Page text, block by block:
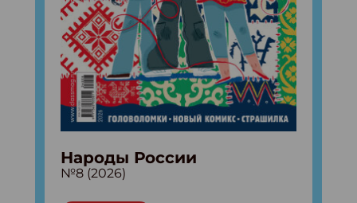
Народы России
№8 (2026)